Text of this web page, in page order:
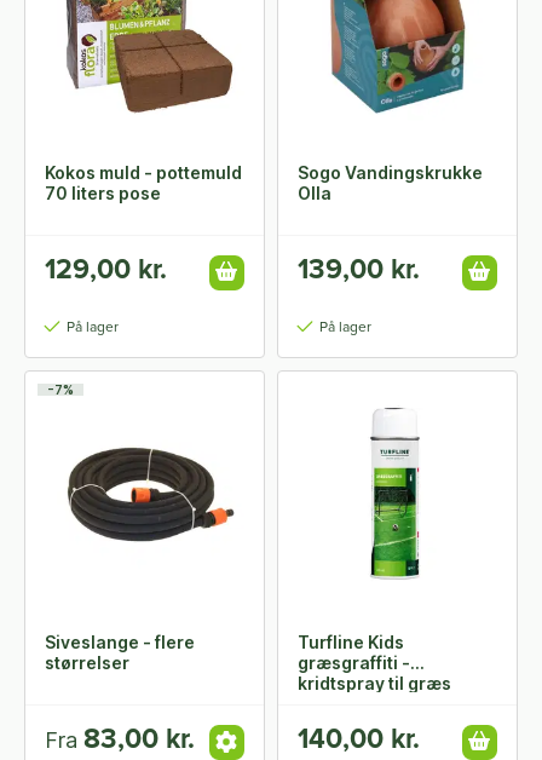
Kokos muld - pottemuld
70 liters pose
129,00 kr.
På lager
Sogo Vandingskrukke
Olla
139,00 kr.
På lager
-7%
Siveslange - flere
størrelser
Fra 83,00 kr.
Turfline Kids
græsgraffiti -
kridtspray til græs
140,00 kr.